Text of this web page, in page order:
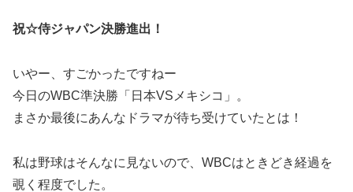
祝☆侍ジャパン決勝進出！
いやー、すごかったですねー
今日のWBC準決勝「日本VSメキシコ」。
まさか最後にあんなドラマが待ち受けていたとは！
私は野球はそんなに見ないので、WBCはときどき経過を
覗く程度でした。